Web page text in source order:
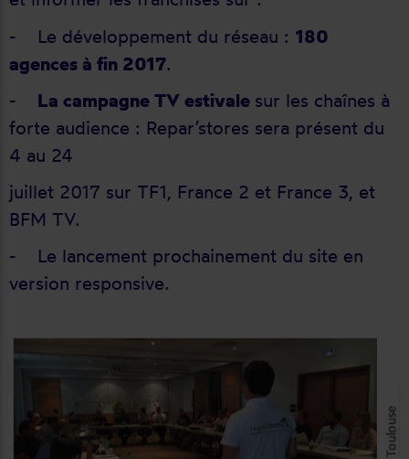
- Le développement du réseau : 180
agences à fin 2017.
- La campagne TV estivale sur les chaînes à
forte audience : Repar’stores sera présent du
4 au 24
juillet 2017 sur TF1, France 2 et France 3, et
BFM TV.
- Le lancement prochainement du site en
version responsive.